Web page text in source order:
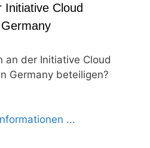
Initiative Cloud
an der Initiative Cloud
Germany beteiligen?
...